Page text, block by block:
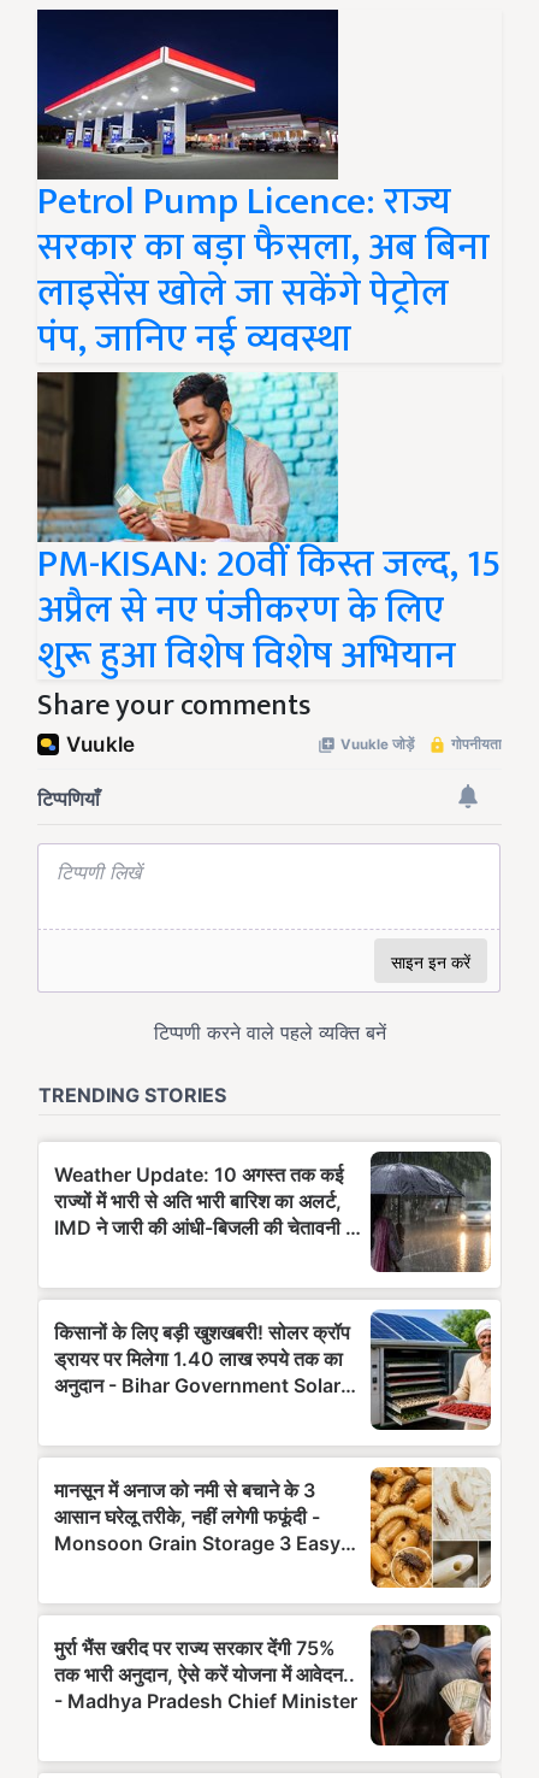
Petrol Pump Licence: राज्य
सरकार का बड़ा फैसला, अब बिना
लाइसेंस खोले जा सकेंगे पेट्रोल
पंप, जानिए नई व्यवस्था
PM-KISAN: 20वीं किस्त जल्द, 15
अप्रैल से नए पंजीकरण के लिए
शुरू हुआ विशेष विशेष अभियान
Share your comments